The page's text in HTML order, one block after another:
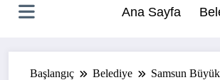
Ana Sayfa
Başlangıç Belediye Samsun